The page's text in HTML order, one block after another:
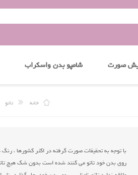
صورت شامپو بدن واسکراب
خانه تاتو
با توجه به تحقیقات صورت گرفته در اکثر کشورها ،
روی بدن خود تاتو می کنند شده است بدون شک هیچ